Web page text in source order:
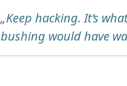
„Keep hacking. It’s
bushing would have